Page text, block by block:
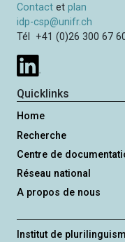
Contact etplan
idp-csp@unifr.ch
Tél +41 (0)26 300 67
Quicklinks
Home
Recherche
Centre de
Réseau national
A propos de nous
Institut de